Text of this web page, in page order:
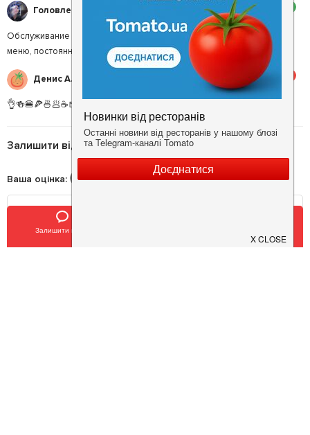
Залишити відгук
Головлева Л.
Обслуживание на самом низжшем уровне! Половины, заявленого в
меню, постоянно нет в наличии! Такое, ни о чем!
Денис А.
👌🍻🍔🍕🍜🥟☕️🍺🥃🏓
Залишити відгук
Ваша оцінка: